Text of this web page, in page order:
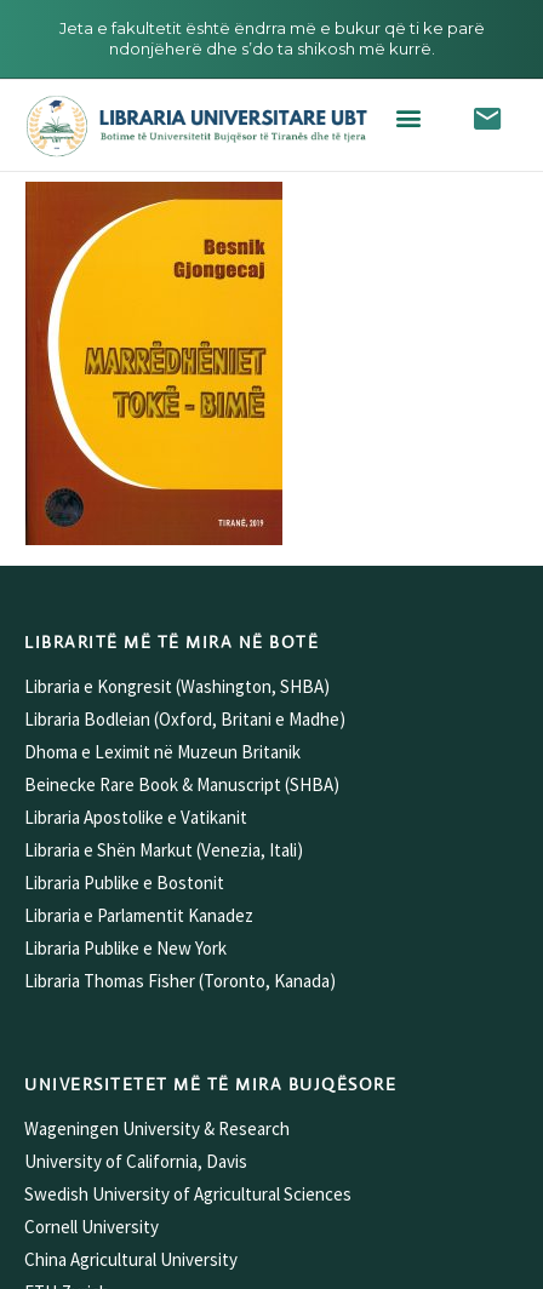
Jeta e fakultetit është ëndrra më e bukur që ti ke parë
ndonjëherë dhe s’do ta shikosh më kurrë.
LIBRARITË MË TË MIRA NË BOTË
Libraria e Kongresit (Washington, SHBA)
Libraria Bodleian (Oxford, Britani e Madhe)
Dhoma e Leximit në Muzeun Britanik
Beinecke Rare Book & Manuscript (SHBA)
Libraria Apostolike e Vatikanit
Libraria e Shën Markut (Venezia, Itali)
Libraria Publike e Bostonit
Libraria e Parlamentit Kanadez
Libraria Publike e New York
Libraria Thomas Fisher (Toronto, Kanada)
UNIVERSITETET MË TË MIRA BUJQËSORE
Wageningen University & Research
University of California, Davis
Swedish University of Agricultural Sciences
Cornell University
China Agricultural University